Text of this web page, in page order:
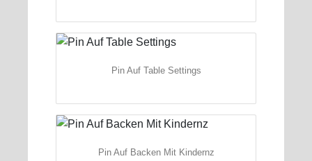
Pin Auf Table Settings
Pin Auf Backen Mit Kindernz